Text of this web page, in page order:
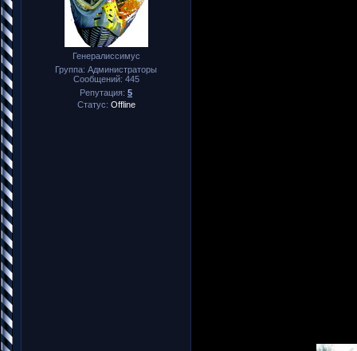
Генералиссимус
Группа: Администраторы
Сообщений: 445
Репутация: 5
Статус: Offline